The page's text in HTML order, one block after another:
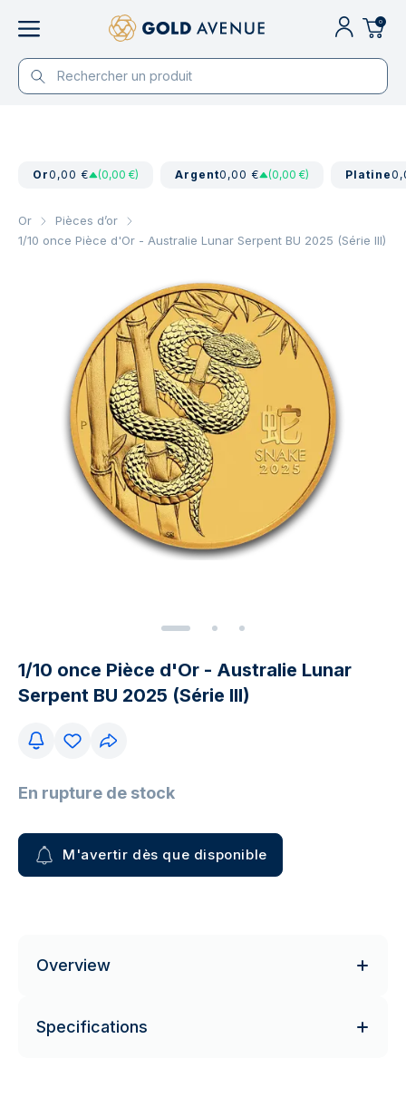
0
Or0,00 € (0,00 €) Argent0,00 € (0,00 €) Platine
Or
Pièces d’or
1/10 once Pièce d'Or - Australie Lunar Serpent BU 2025 (Série III)
1/10 once Pièce d'Or - Australie Lunar
Serpent BU 2025 (Série III)
En rupture de stock
M'avertir dès que disponible
Overview
Specifications